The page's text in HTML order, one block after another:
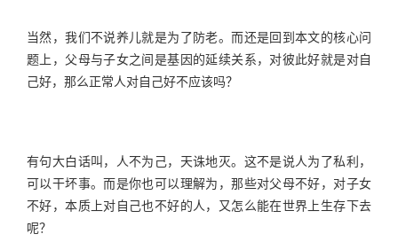
当然，我们不说养儿就是为了防老。而还是回到本文的核心问
题上，父母与子女之间是基因的延续关系，对彼此好就是对自
己好，那么正常人对自己好不应该吗？
有句大白话叫，人不为己，天诛地灭。这不是说人为了私利，
可以干坏事。而是你也可以理解为，那些对父母不好，对子女
不好，本质上对自己也不好的人，又怎么能在世界上生存下去
呢？